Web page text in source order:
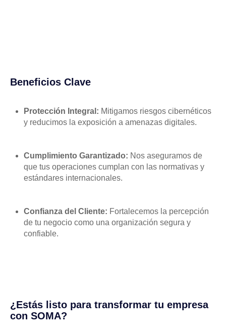
Beneficios Clave
Protección Integral: Mitigamos riesgos cibernéticos
y reducimos la exposición a amenazas digitales.
Cumplimiento Garantizado: Nos aseguramos de
que tus operaciones cumplan con las normativas y
estándares internacionales.
Confianza del Cliente: Fortalecemos la percepción
de tu negocio como una organización segura y
confiable.
¿Estás listo para transformar tu empresa
con SOMA?